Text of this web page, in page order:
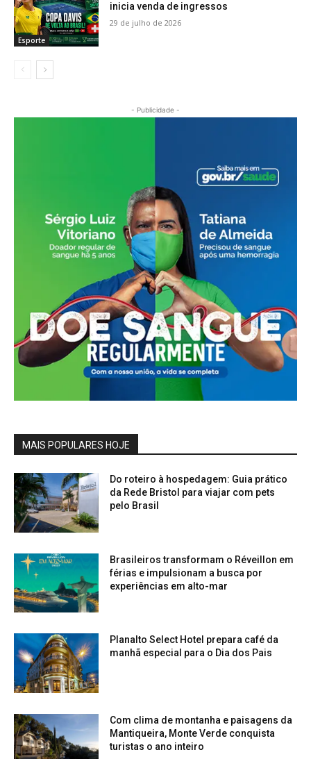
Esporte
inicia venda de ingressos
29 de julho de 2026
- Publicidade -
MAIS POPULARES HOJE
Do roteiro à hospedagem: Guia prático
da Rede Bristol para viajar com pets
pelo Brasil
Brasileiros transformam o Réveillon em
férias e impulsionam a busca por
experiências em alto-mar
Planalto Select Hotel prepara café da
manhã especial para o Dia dos Pais
Com clima de montanha e paisagens da
Mantiqueira, Monte Verde conquista
turistas o ano inteiro